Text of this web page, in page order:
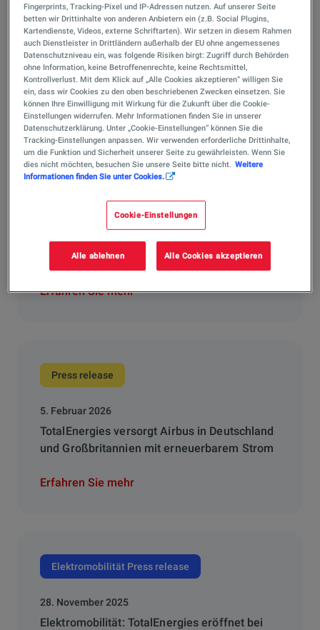
4. Mai 2026
Elektromobilität: TotalEnergies eröffnet
Flagship-Ladehub am Berliner Hauptbahnhof
Erfahren Sie mehr
Press release
TotalEnergies startet Partnerschaft mit
AllianzGI für Batteriespeicher mit 800 MW in
Deutschlan...
Erfahren Sie mehr
Press release
5. Februar 2026
TotalEnergies versorgt Airbus in Deutschland
und Großbritannien mit erneuerbarem Strom
Erfahren Sie mehr
Elektromobilität Press release
28. November 2025
Elektromobilität: TotalEnergies eröffnet bei
Fingerprints, Tracking-Pixel und IP-Adressen nutzen. Auf unserer Seite
betten wir Drittinhalte von anderen Anbietern ein (z.B. Social Plugins,
Kartendienste, Videos, externe Schriftarten). Wir setzen in diesem Rahmen
auch Dienstleister in Drittländern außerhalb der EU ohne angemessenes
Datenschutzniveau ein, was folgende Risiken birgt: Zugriff durch Behörden
ohne Information, keine Betroffenenrechte, keine Rechtsmittel,
Kontrollverlust. Mit dem Klick auf „Alle Cookies akzeptieren“ willigen Sie
ein, dass wir Cookies zu den oben beschriebenen Zwecken einsetzen. Sie
können Ihre Einwilligung mit Wirkung für die Zukunft über die Cookie-
Einstellungen widerrufen. Mehr Informationen finden Sie in unserer
Datenschutzerklärung. Unter „Cookie-Einstellungen“ können Sie die
Tracking-Einstellungen anpassen. Wir verwenden erforderliche Drittinhalte,
um die Funktion und Sicherheit unserer Seite zu gewährleisten. Wenn Sie
dies nicht möchten, besuchen Sie unsere Seite bitte nicht. Weitere
Informationen finden Sie unter Cookies.
Cookie-Einstellungen
Alle ablehnen Alle Cookies akzeptieren